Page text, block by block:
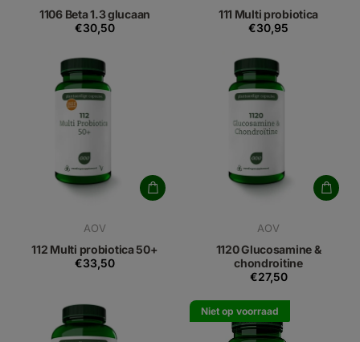
1106 Beta 1.3 glucaan
€30,50
111 Multi probiotica
€30,95
AOV
112 Multi probiotica 50+
€33,50
AOV
1120 Glucosamine &
chondroitine
€27,50
Niet op voorraad